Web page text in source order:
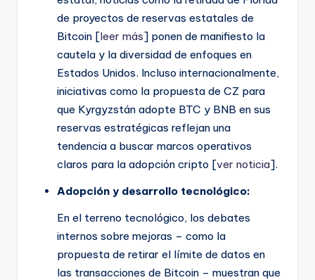
de proyectos de reservas estatales de
Bitcoin [leer más] ponen de manifiesto la
cautela y la diversidad de enfoques en
Estados Unidos. Incluso internacionalmente,
iniciativas como la propuesta de CZ para
que Kyrgyzstán adopte BTC y BNB en sus
reservas estratégicas reflejan una
tendencia a buscar marcos operativos
claros para la adopción cripto [ver noticia].
Adopción y desarrollo tecnológico:
En el terreno tecnológico, los debates
internos sobre mejoras – como la
propuesta de retirar el límite de datos en
las transacciones de Bitcoin – muestran que